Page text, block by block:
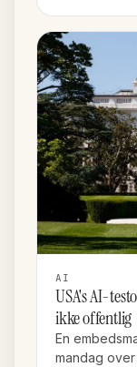
AI
USA's AI-
ikke offentlig
En
mandag